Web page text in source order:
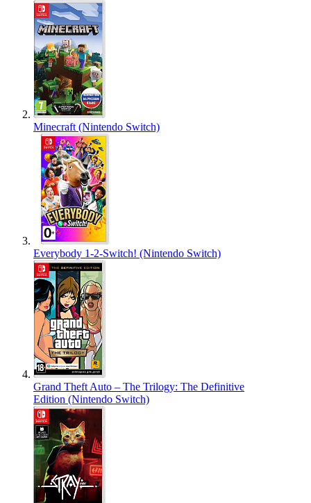
Minecraft (Nintendo Switch)
Everybody 1-2-Switch! (Nintendo Switch)
Grand Theft Auto – The Trilogy: The Definitive
Edition (Nintendo Switch)